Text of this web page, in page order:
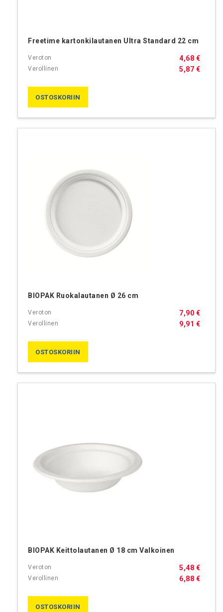
Freetime kartonkilautanen Ultra Standard 22 cm
5,87 €
4,68 €
OSTOSKORIIN
BIOPAK Ruokalautanen Ø 26 cm
9,91 €
7,90 €
OSTOSKORIIN
BIOPAK Keittolautanen Ø 18 cm Valkoinen
6,88 €
5,48 €
OSTOSKORIIN